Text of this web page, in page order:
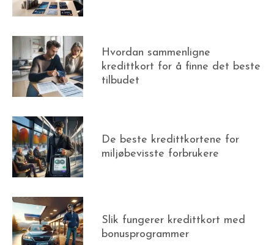
Hvordan sammenligne
kredittkort for å finne det beste
tilbudet
De beste kredittkortene for
miljøbevisste forbrukere
Slik fungerer kredittkort med
bonusprogrammer